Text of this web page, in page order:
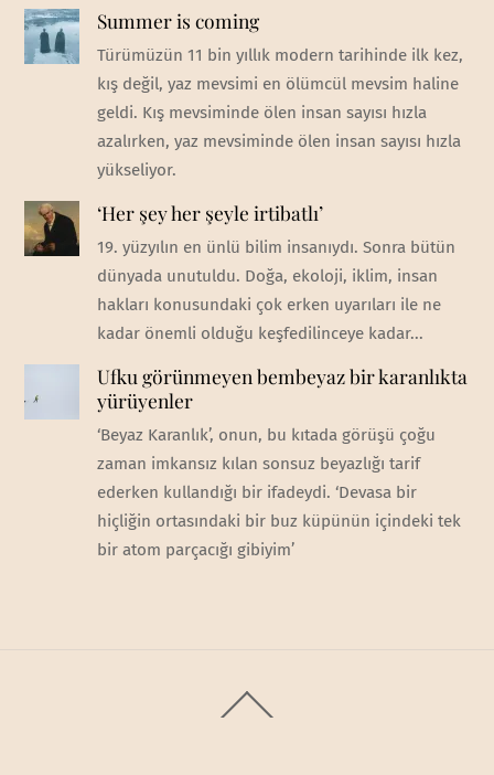
Summer is coming
Türümüzün 11 bin yıllık modern tarihinde ilk kez,
kış değil, yaz mevsimi en ölümcül mevsim haline
geldi. Kış mevsiminde ölen insan sayısı hızla
azalırken, yaz mevsiminde ölen insan sayısı hızla
yükseliyor.
‘Her şey her şeyle irtibatlı’
19. yüzyılın en ünlü bilim insanıydı. Sonra bütün
dünyada unutuldu. Doğa, ekoloji, iklim, insan
hakları konusundaki çok erken uyarıları ile ne
kadar önemli olduğu keşfedilinceye kadar...
Ufku görünmeyen bembeyaz bir karanlıkta
yürüyenler
‘Beyaz Karanlık’, onun, bu kıtada görüşü çoğu
zaman imkansız kılan sonsuz beyazlığı tarif
ederken kullandığı bir ifadeydi. ‘Devasa bir
hiçliğin ortasındaki bir buz küpünün içindeki tek
bir atom parçacığı gibiyim’
To